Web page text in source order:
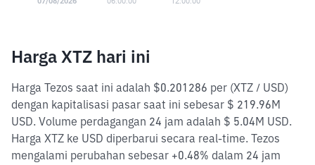
Harga XTZ hari ini
Harga Tezos saat ini adalah $0.201286 per (XTZ / USD)
dengan kapitalisasi pasar saat ini sebesar $ 219.96M
USD. Volume perdagangan 24 jam adalah $ 5.04M USD.
Harga XTZ ke USD diperbarui secara real-time. Tezos
mengalami perubahan sebesar +0.48% dalam 24 jam